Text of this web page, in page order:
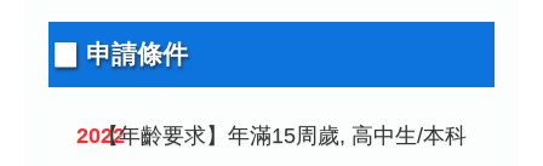
▉ 申請條件
【年齡要求】年滿15周歲, 高中生/本科